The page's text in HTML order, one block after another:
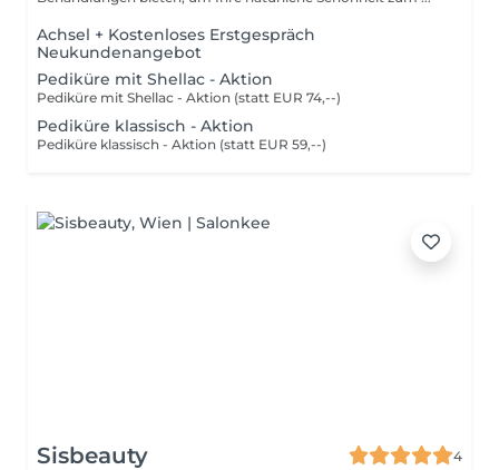
Achsel + Kostenloses Erstgespräch
Neukundenangebot
Pediküre mit Shellac - Aktion
Pediküre mit Shellac - Aktion (statt EUR 74,--)
Pediküre klassisch - Aktion
Pediküre klassisch - Aktion (statt EUR 59,--)
Sisbeauty
4